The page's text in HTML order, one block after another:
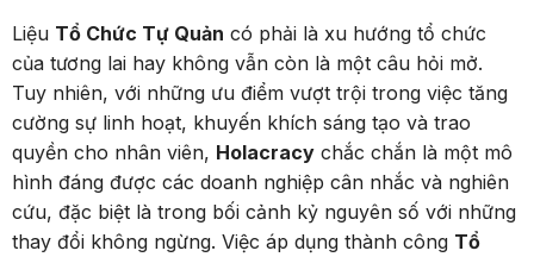
Liệu Tổ Chức Tự Quản có phải là xu hướng tổ chức
của tương lai hay không vẫn còn là một câu hỏi mở.
Tuy nhiên, với những ưu điểm vượt trội trong việc tăng
cường sự linh hoạt, khuyến khích sáng tạo và trao
quyền cho nhân viên, Holacracy chắc chắn là một mô
hình đáng được các doanh nghiệp cân nhắc và nghiên
cứu, đặc biệt là trong bối cảnh kỷ nguyên số với những
thay đổi không ngừng. Việc áp dụng thành công Tổ